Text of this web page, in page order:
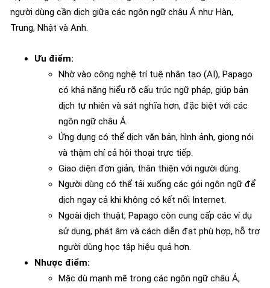
người dùng cần dịch giữa các ngôn ngữ châu Á như Hàn,
Trung, Nhật và Anh.
Ưu điểm:
Nhờ vào công nghệ trí tuệ nhân tạo (AI), Papago
có khả năng hiểu rõ cấu trúc ngữ pháp, giúp bản
dịch tự nhiên và sát nghĩa hơn, đặc biệt với các
ngôn ngữ châu Á.
Ứng dụng có thể dịch văn bản, hình ảnh, giọng nói
và thậm chí cả hội thoại trực tiếp.
Giao diện đơn giản, thân thiện với người dùng.
Người dùng có thể tải xuống các gói ngôn ngữ để
dịch ngay cả khi không có kết nối Internet.
Ngoài dịch thuật, Papago còn cung cấp các ví dụ
sử dụng, phát âm và cách diễn đạt phù hợp, hỗ trợ
người dùng học tập hiệu quả hơn.
Nhược điểm:
Mặc dù mạnh mẽ trong các ngôn ngữ châu Á,